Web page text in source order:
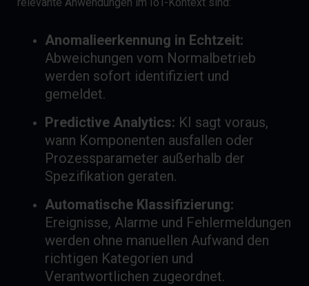
Anomalieerkennung in Echtzeit:
Abweichungen vom Normalbetrieb
werden sofort identifiziert und
gemeldet.
Predictive Analytics: KI sagt voraus,
wann Komponenten ausfallen oder
Prozessparameter außerhalb der
Spezifikation geraten.
Automatische Klassifizierung:
Ereignisse, Alarme und Fehlermeldungen
werden ohne manuellen Aufwand den
richtigen Kategorien und
Verantwortlichen zugeordnet.